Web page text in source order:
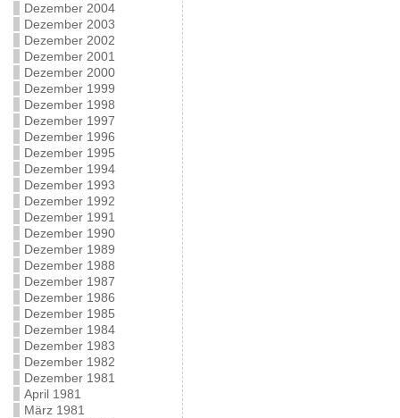
Dezember 2004
Dezember 2003
Dezember 2002
Dezember 2001
Dezember 2000
Dezember 1999
Dezember 1998
Dezember 1997
Dezember 1996
Dezember 1995
Dezember 1994
Dezember 1993
Dezember 1992
Dezember 1991
Dezember 1990
Dezember 1989
Dezember 1988
Dezember 1987
Dezember 1986
Dezember 1985
Dezember 1984
Dezember 1983
Dezember 1982
Dezember 1981
April 1981
März 1981